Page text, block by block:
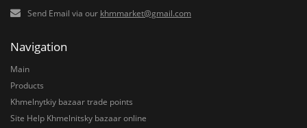
Send Email via our khmmarket@gmail.com
Navigation
Main
Products
Khmelnytkiy bazaar trade points
Site Help Khmelnitsky bazaar online